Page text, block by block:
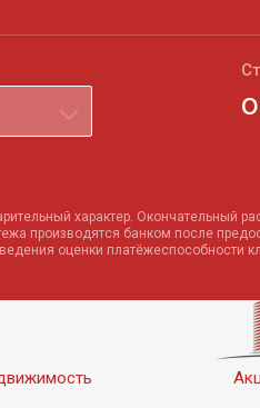
характер. Окончательный
производятся банком после
оценки платёжеспособности